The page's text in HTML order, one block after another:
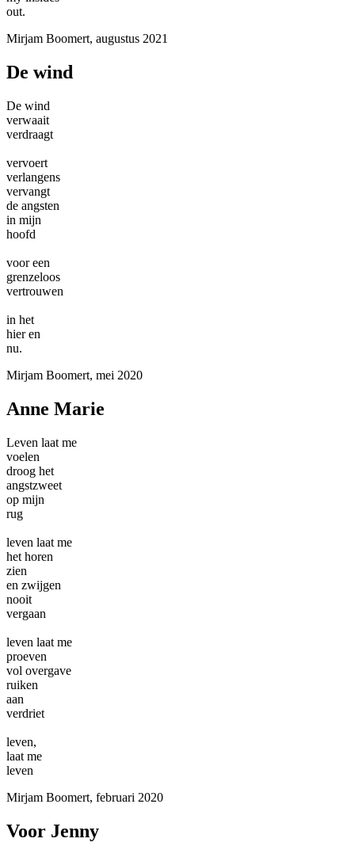
out.
Mirjam Boomert, augustus 2021
De wind
De wind
verwaait
verdraagt
vervoert
verlangens
vervangt
de angsten
in mijn
hoofd
voor een
grenzeloos
vertrouwen
in het
hier en
nu.
Mirjam Boomert, mei 2020
Anne Marie
Leven laat me
voelen
droog het
angstzweet
op mijn
rug
leven laat me
het horen
zien
en zwijgen
nooit
vergaan
leven laat me
proeven
vol overgave
ruiken
aan
verdriet
leven,
laat me
leven
Mirjam Boomert, februari 2020
Voor Jenny